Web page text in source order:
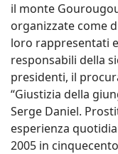
il monte
organizzate come
loro rappresentati
responsabili della
presidenti, il
“Giustizia della
Serge Daniel.
esperienza
2005 in